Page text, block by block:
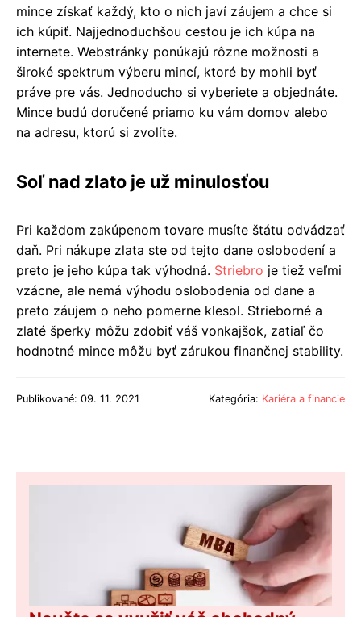
mince získať každý, kto o nich javí záujem a chce si
ich kúpiť. Najjednoduchšou cestou je ich kúpa na
internete. Webstránky ponúkajú rôzne možnosti a
široké spektrum výberu mincí, ktoré by mohli byť
práve pre vás. Jednoducho si vyberiete a objednáte.
Mince budú doručené priamo ku vám domov alebo
na adresu, ktorú si zvolíte.
Soľ nad zlato je už minulosťou
Pri každom zakúpenom tovare musíte štátu odvádzať
daň. Pri nákupe zlata ste od tejto dane oslobodení a
preto je jeho kúpa tak výhodná. Striebro je tiež veľmi
vzácne, ale nemá výhodu oslobodenia od dane a
preto záujem o neho pomerne klesol. Strieborné a
zlaté šperky môžu zdobiť váš vonkajšok, zatiaľ čo
hodnotné mince môžu byť zárukou finančnej stability.
Publikované: 09. 11. 2021 Kategória: Kariéra a financie